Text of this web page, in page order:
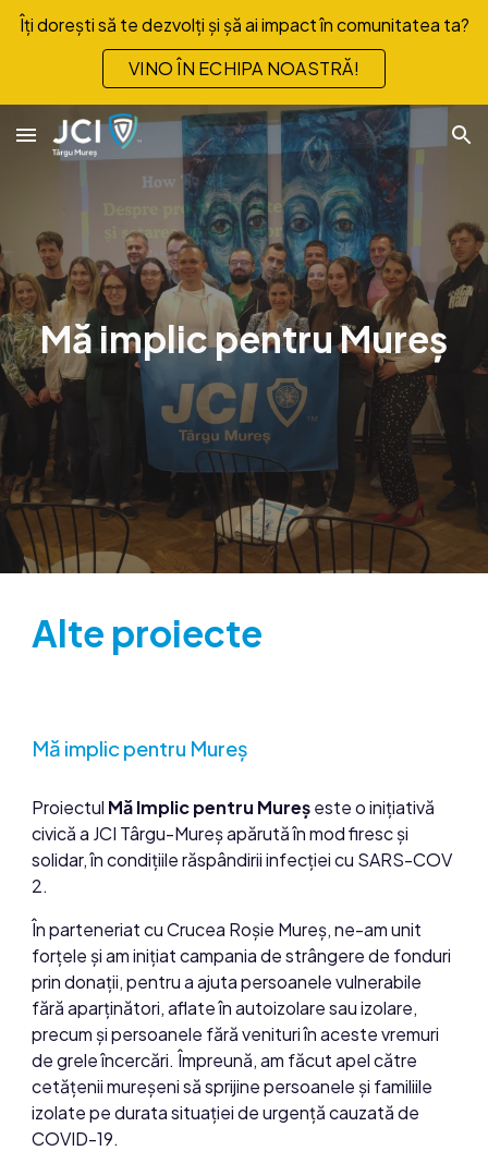
Skip to main content
Îți dorești să te dezvolți și șă ai impact în comunitatea ta?
VINO ÎN ECHIPA NOASTRĂ!
Mă implic pentru Mureș
Alte proiecte
Mă implic pentru Mureș
Proiectul Mă Implic pentru Mureșeste o inițiativă
civică a JCI Târgu-Mureș apărută în mod firesc și
solidar, în condițiile răspândirii infecției cu SARS-COV
2.
În parteneriat cu Crucea Roșie Mureș, ne-am unit
forțele și am inițiat campania de strângere de fonduri
prin donații, pentru a ajuta persoanele vulnerabile
fără aparținători, aflate în autoizolare sau izolare,
precum și persoanele fără venituri în aceste vremuri
de grele încercări. Împreună, am făcut apel către
cetățenii mureșeni să sprijine persoanele și familiile
izolate pe durata situației de urgență cauzată de
COVID-19.